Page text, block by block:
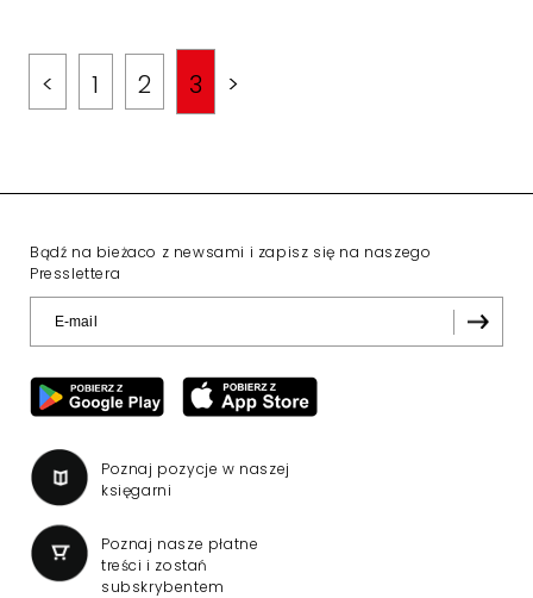
< 1 2 3 >
Bądź na bieżaco z newsami i zapisz się na naszego
Presslettera
Poznaj pozycje w naszej
księgarni
Poznaj nasze płatne
treści i zostań
subskrybentem